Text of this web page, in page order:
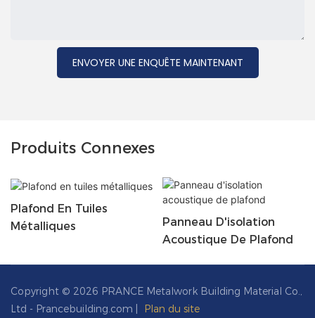
ENVOYER UNE ENQUÊTE MAINTENANT
Produits Connexes
Plafond En Tuiles
Métalliques
Panneau D'isolation
Acoustique De Plafond
Copyright © 2026 PRANCE Metalwork Building Material Co.,
Ltd - Prancebuilding.com |
Plan du site